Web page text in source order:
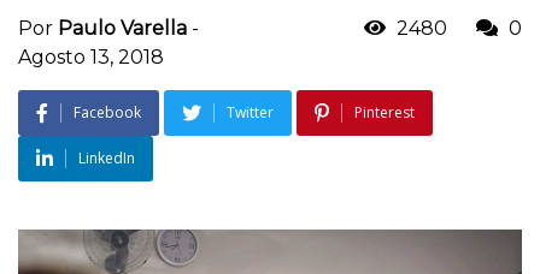
Por Paulo Varella -
Agosto 13, 2018
2480 0
Facebook Twitter Pinterest
LinkedIn